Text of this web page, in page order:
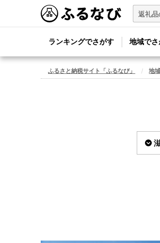
ランキングでさがす 地域で
ふるさと納税サイト「ふるなび」 地